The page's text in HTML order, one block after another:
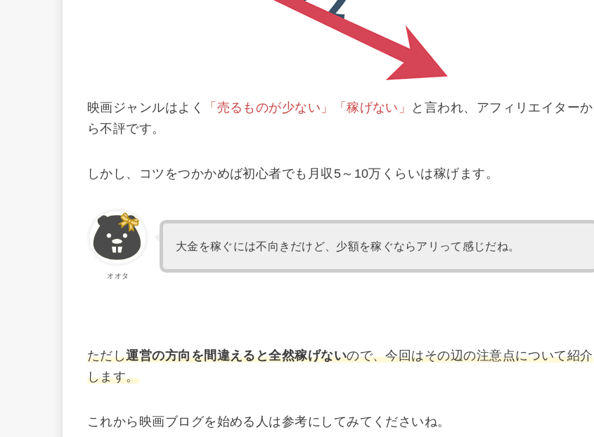
映画ジャンルはよく 「売るものが少ない」「稼げない」
と言われ、アフィリエイターか
ら不評です。
しかし、コツをつかかめば初心者でも月収5～10万くらいは稼げます。
オオタ
大金を稼ぐには不向きだけど、少額を稼ぐならアリって感じだね。
ただし運営の方向を間違えると全然稼げないので、今回はその辺の注意点について紹介
します。
これから映画ブログを始める人は参考にしてみてくださいね。